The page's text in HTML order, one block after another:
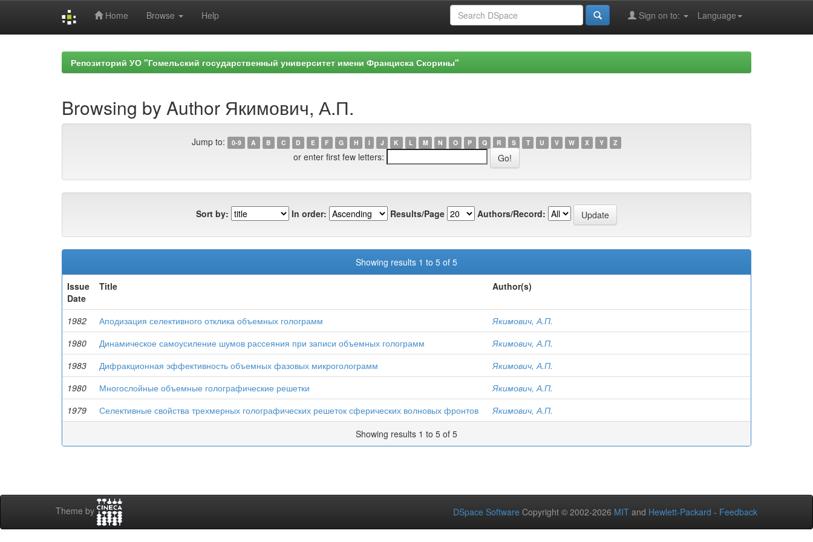
Home Browse Help Language
Sign on to:
Репозиторий УО "Гомельский государственный университет имени Франциска Скорины"
Browsing by Author Якимович, А.П.
Jump to: 0-9 A B C D E F G H I J K L M N O P Q R S T U V W X Y Z
or enter first few letters:
Sort by: In order: Results/Page Authors/Record:
Showing results 1 to 5 of 5
Issue
Date
Title Author(s)
1982 Аподизация селективного отклика объемных голограмм
Якимович, А.П.
1980
Динамическое самоусиление шумов рассеяния при записи объемных голограмм
Якимович, А.П.
1983
Дифракционная эффективность объемных фазовых микроголограмм
Якимович, А.П.
1980
Многослойные объемные голографические решетки
Якимович, А.П.
1979
Селективные свойства трехмерных голографических решеток сферических волновых фронтов
Якимович, А.П.
Showing results 1 to 5 of 5
Theme by DSpace Software Copyright © 2002-2026 MIT and Hewlett-Packard - Feedback